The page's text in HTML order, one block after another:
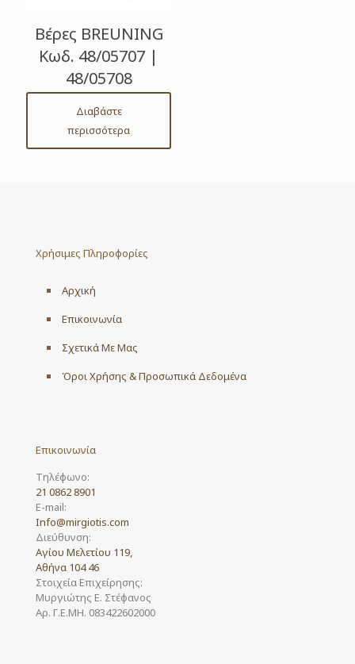
Βέρες BREUNING
Κωδ. 48/05707 |
48/05708
Διαβάστε
περισσότερα
Χρήσιμες Πληροφορίες
Αρχική
Επικοινωνία
Σχετικά Με Μας
Όροι Χρήσης & Προσωπικά Δεδομένα
Επικοινωνία
Τηλέφωνο:
21 0862 8901
E-mail:
Info@mirgiotis.com
Διεύθυνση:
Αγίου Μελετίου 119,
Αθήνα 104 46
Στοιχεία Επιχείρησης:
Μυργιώτης Ε. Στέφανος
Αρ. Γ.Ε.ΜΗ. 083422602000